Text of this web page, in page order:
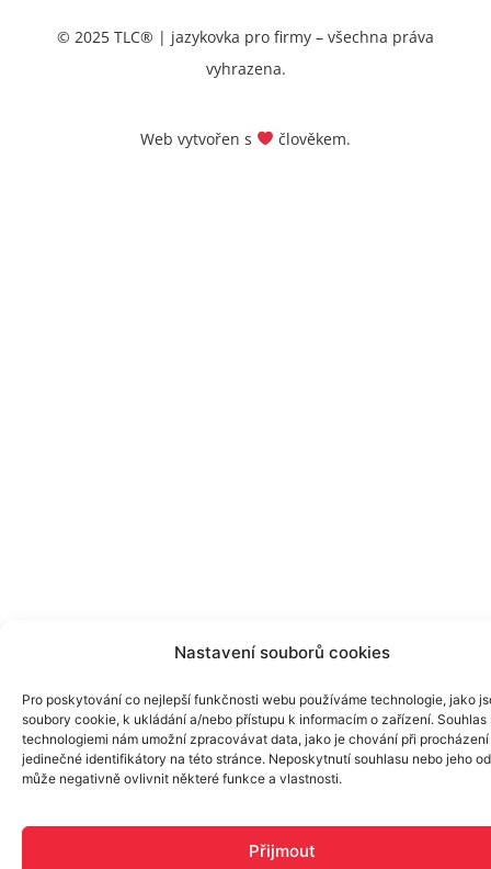
Nastavení souborů cookies
Pro poskytování co nejlepší funkčnosti webu používáme technologie, jako
soubory cookie, k ukládání a/nebo přístupu k informacím o zařízení. Souhlas
technologiemi nám umožní zpracovávat data, jako je chování při
jedinečné identifikátory na této stránce. Neposkytnutí souhlasu nebo jeho
může negativně ovlivnit některé funkce a vlastnosti.
Přijmout
© 2025 TLC® | jazykovka pro firmy – všechna práva
vyhrazena.
Web vytvořen s člověkem.